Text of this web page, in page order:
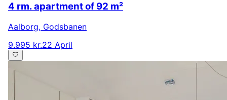
4 rm. apartment of 92 m²
Aalborg, Godsbanen
9.995 kr.22 April